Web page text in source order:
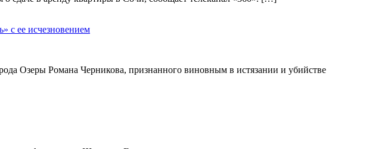
с ее исчезновением
Озеры Романа Черникова, признанного виновным в истязании и убийстве